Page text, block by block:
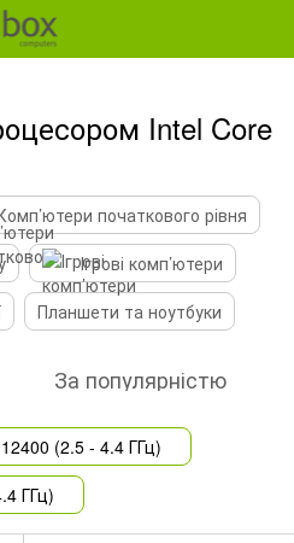
Intel Core
початкового рівня
Ігрові комп’ютери
Планшети та ноутбуки
За популярністю
(2.5 - 4.4 ГГц)
ГГц)